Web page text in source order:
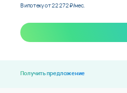
В ипотеку от 22 272 ₽/мес.
Получить предложение